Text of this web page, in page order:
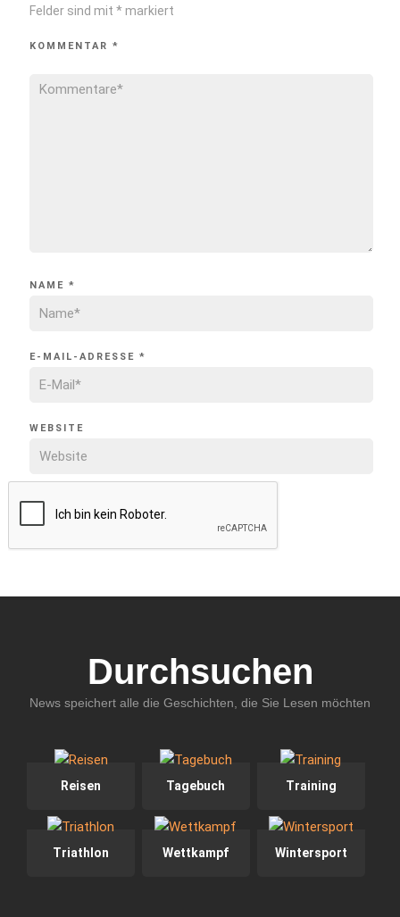
Felder sind mit *markiert
KOMMENTAR *
NAME *
E-MAIL-ADRESSE *
WEBSITE
Durchsuchen
News speichert alle die Geschichten, die Sie Lesen möchten
Reisen Tagebuch Training
Triathlon Wettkampf Wintersport